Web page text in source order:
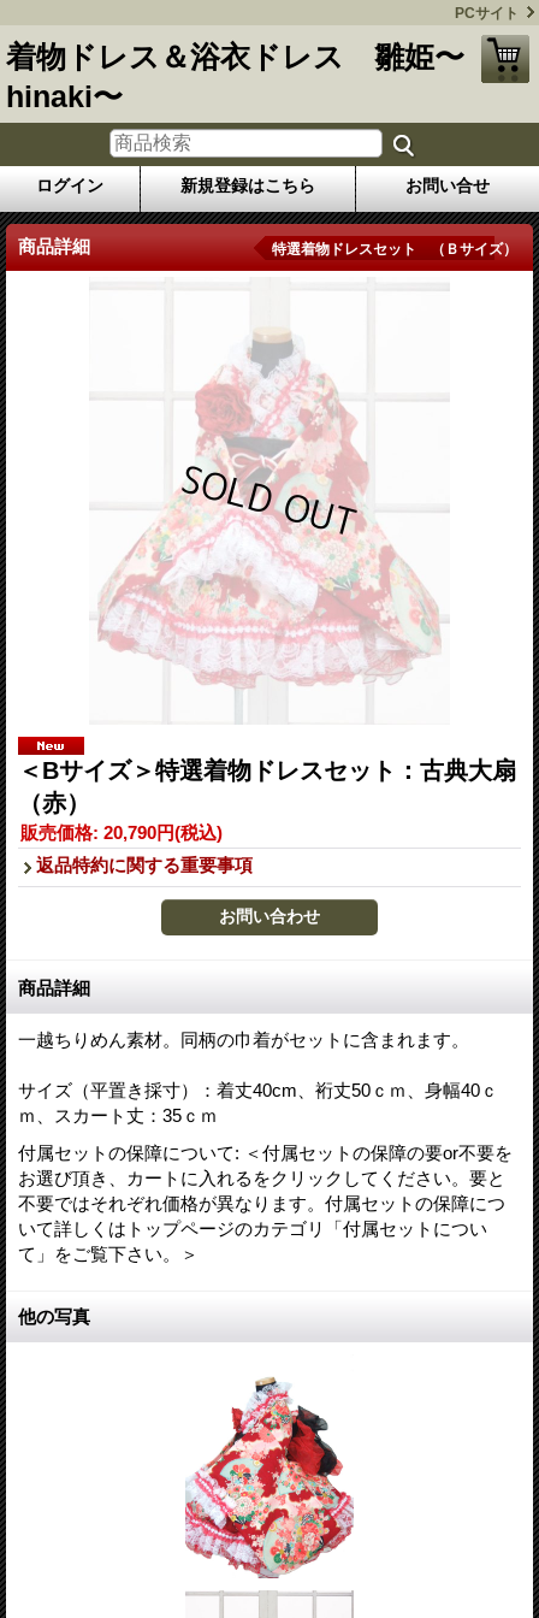
PCサイト
着物ドレス＆浴衣ドレス 雛姫〜
hinaki〜
ログイン 新規登録はこちら お問い合せ
商品詳細 特選着物ドレスセット （Ｂサイズ）
＜Bサイズ＞特選着物ドレスセット：古典大扇
（赤）
販売価格: 20,790円(税込)
返品特約に関する重要事項
商品詳細
一越ちりめん素材。同柄の巾着がセットに含まれます。
サイズ（平置き採寸）：着丈40cm、裄丈50ｃｍ、身幅40ｃ
ｍ、スカート丈：35ｃｍ
付属セットの保障について: ＜付属セットの保障の要or不要を
お選び頂き、カートに入れるをクリックしてください。要と
不要ではそれぞれ価格が異なります。付属セットの保障につ
いて詳しくはトップページのカテゴリ「付属セットについ
て」をご覧下さい。＞
他の写真